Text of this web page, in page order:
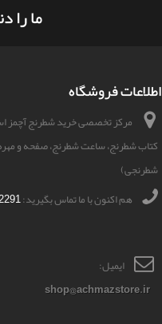
ما را
اطلاعات فروشگاه
مرکز تخصصی خرید شطرنج آچمز
کتاب شطرنج، ساعت شطرنج، صفحه و
شطرنجی)
هم اکنون با ما تماس بگیرید:93
ایمیل:
shop@achmazstore.ir